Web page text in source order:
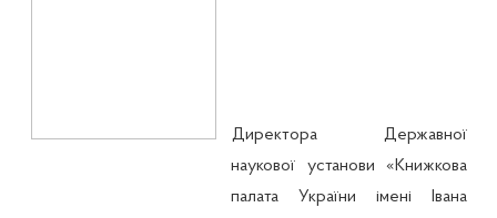
Директора Державної
наукової установи «Книжкова
палата України імені Івана